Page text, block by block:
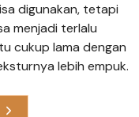
digunakan, tetapi
menjadi terlalu
cukup lama dengan
lebih empuk.